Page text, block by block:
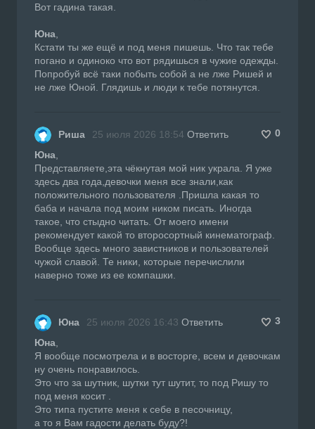
Вот гадина такая.
Юна
Кстати ты же ещё и под меня пишешь. Что так тебе
погано и одиноко что вот рядишься в чужие одежды.
Попробуй всё таки побыть собой а не лже Ришей и
не лже Юной. Глядишь и люди к тебе потянутся.
Риша 25 июля 2026 18:54 Ответить
0
Юна
Представляете,эта чёкнутая мой ник украла. Я уже
здесь два года,девочки меня все знали,как
положительного пользователя .Пришла какая то
баба и начала под моим ником писать. Иногда
такое, что стыдно читать. От моего имени
рекомендует какой то второсортный кинематограф.
Вообще здесь много завистников и пользователей
чужой славой. Те ники, которые перечислили
наверно тоже из ее компашки.
Юна 25 июля 2026 16:43 Ответить
3
Юна
Я вообще посмотрела и в восторге, всем и девочкам
ну очень понравилось.
Это что за шутник, шутки тут шутит, то под Ришу то
под меня косит .
Это типа пустите меня к себе в песочницу,
а то я Вам гадости делать буду?!